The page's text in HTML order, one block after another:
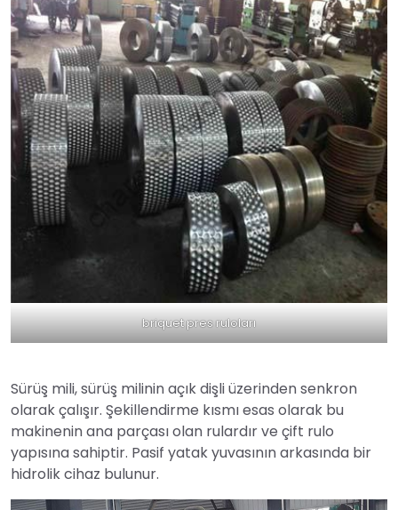
briquet pres ruloları
Sürüş mili, sürüş milinin açık dişli üzerinden senkron
olarak çalışır. Şekillendirme kısmı esas olarak bu
makinenin ana parçası olan rulardır ve çift rulo
yapısına sahiptir. Pasif yatak yuvasının arkasında bir
hidrolik cihaz bulunur.